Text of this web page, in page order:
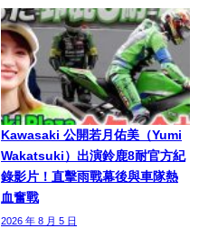
Kawasaki 公開若月佑美（Yumi
Wakatsuki）出演鈴鹿8耐官方紀
錄影片！直擊雨戰幕後與車隊熱
血奮戰
2026 年 8 月 5 日